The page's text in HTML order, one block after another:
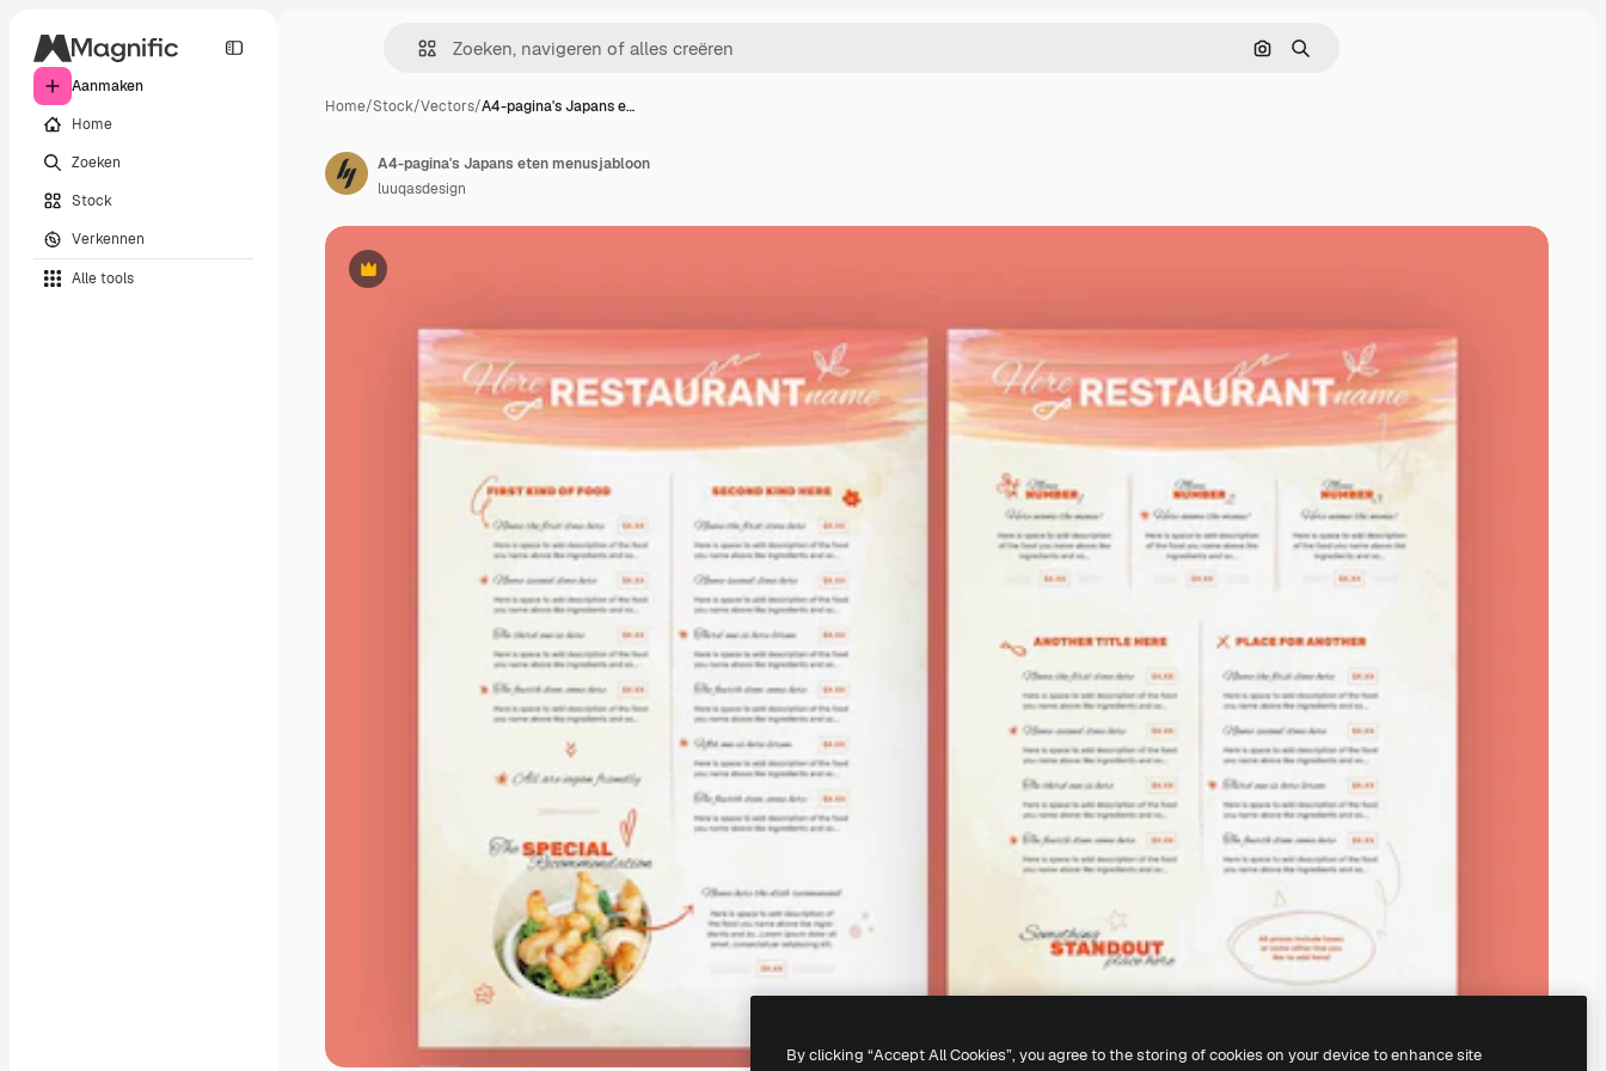
Aanmaken
Home
Zoeken
Stock
Verkennen
Alle tools
Zoeken op afbeelding
Zoeken
Home/Stock/Vectors/A4-pagina's Japans e…
Premium
A4-pagina's Japans eten menusjabloon
luuqasdesign
By clicking “Accept All Cookies”, you agree to the storing of cookies on your device to enhance site